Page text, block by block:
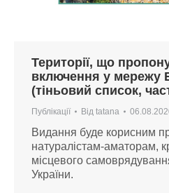
Території, що
включення у мережу
(тіньовий список,
Публікації Від tatana
Видання буде корисним
натуралістам-аматорам,
місцевого
України.